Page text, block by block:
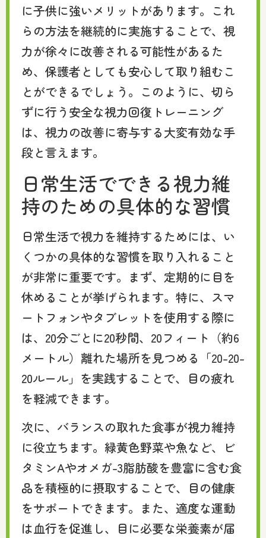
に子供に強いメリットがあります。これ
らの方法を継続的に実施することで、視
力が徐々に改善される可能性があるた
め、保護者としても安心して取り組むこ
とができるでしょう。このように、切ら
ずに行う安全な視力回復トレーニング
は、視力の改善に寄与する大変有効な手
段と言えます。
日常生活でできる視力維
持のための具体的な習慣
日常生活で視力を維持するためには、い
くつかの具体的な習慣を取り入れること
が非常に重要です。まず、定期的に目を
休めることが挙げられます。特に、スマ
ートフォンやタブレットを使用する際に
は、20分ごとに20秒間、20フィート（約6
メートル）離れた場所を見つめる「20-20-
20ルール」を実践することで、目の疲れ
を軽減できます。
次に、バランスの取れた食事が視力維持
に役立ちます。緑黄色野菜や魚など、ビ
タミンAやオメガ-3脂肪酸を豊富に含む食
品を積極的に摂取することで、目の健康
をサポートできます。また、適度な運動
は血行を促進し、目に必要な栄養素が届